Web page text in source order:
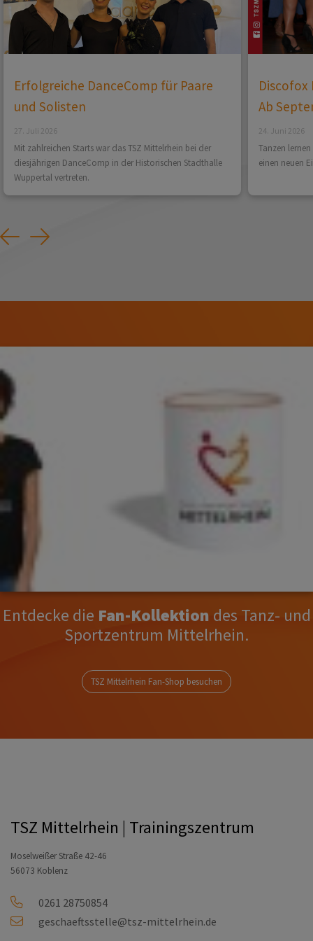
Erfolgreiche DanceComp für Paare
und Solisten
27. Juli 2026
Mit zahlreichen Starts war das TSZ Mittelrhein bei der
diesjährigen DanceComp in der Historischen Stadthalle
Wuppertal vertreten.
Discofox
Ab
24. Juni 2026
Tanzen
einen neuen
Previous
Next
Entdecke die Fan-Kollektion des Tanz- und
Sportzentrum Mittelrhein.
TSZ Mittelrhein Fan-Shop besuchen
TSZ Mittelrhein | Trainingszentrum
Moselweißer Straße 42-46
56073 Koblenz
0261 28750854
geschaeftsstelle@tsz-mittelrhein.de